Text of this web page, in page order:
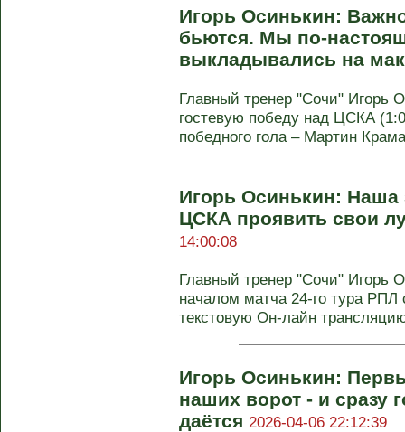
Игорь Осинькин:
бьются. Мы
выкладывались на
Главный тренер "Сочи" Игорь
гостевую победу над ЦСКА
победного гола – Мартин
Игорь Осинькин: Наша
ЦСКА проявить свои
14:00:08
Главный тренер "Сочи" Игорь
началом матча 24-го тура
текстовую Он-лайн
Игорь Осинькин:
наших ворот - и сразу
даётся 2026-04-06 22:12:39